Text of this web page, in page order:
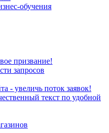
обучения
призвание!
запросов
- увеличь поток заявок!
текст по удобной